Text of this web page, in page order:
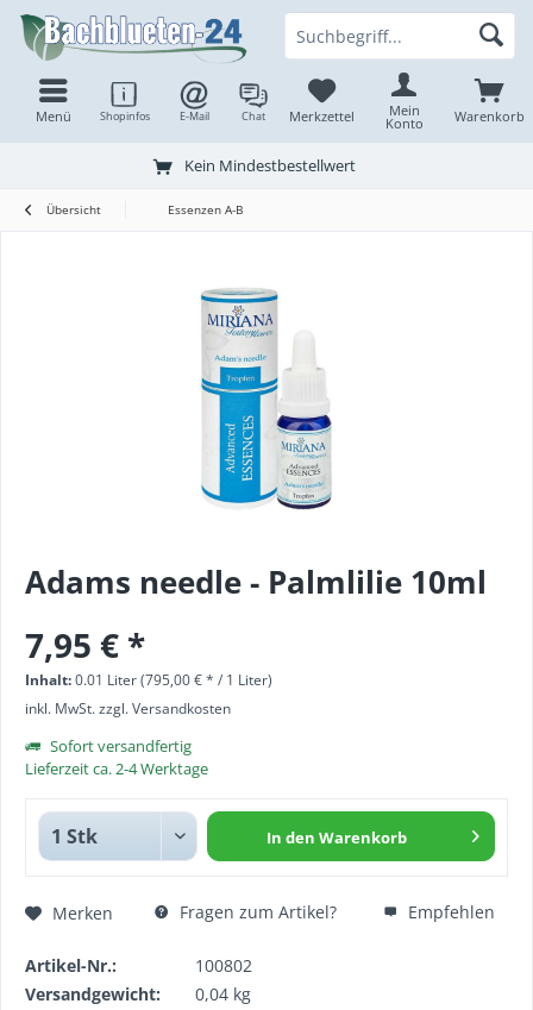
Kein Mindestbestellwert
Warenkorb
Shopinfos E-Mail Chat Merkzettel Mein
Konto
Menü
Übersicht Essenzen A-B
Adams needle - Palmlilie 10ml
7,95 € *
Inhalt:0.01 Liter (795,00 € * / 1 Liter)
inkl. MwSt.zzgl. Versandkosten
Sofort versandfertig
Lieferzeit ca. 2-4 Werktage
In den Warenkorb
Merken Fragen zum Artikel? Empfehlen
Artikel-Nr.:
100802
Versandgewicht:
0,04 kg